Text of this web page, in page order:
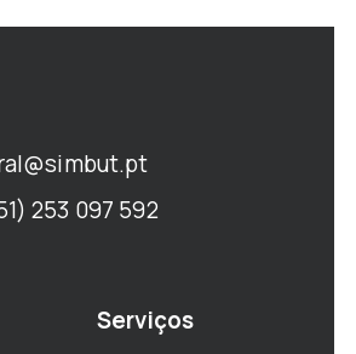
253 097 592
Serviços